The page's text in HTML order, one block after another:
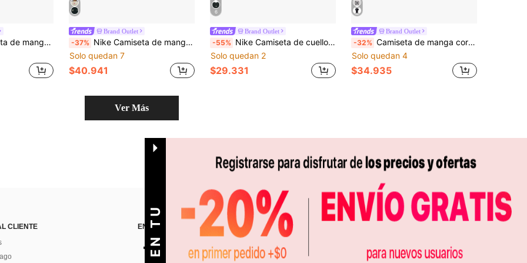
y estampado de silueta Jordan
Brand Outlet
-37% Nike Camiseta de manga corta suave y cómoda con el logotipo de la marca Jordan, color negro
Solo quedan 7
$40.941
6
Brand Outlet
-55% Nike Camiseta de cuello redondo de manga corta de unicolor, estilo deportivo casual con gran logotipo floral, para hombres, color negro
Solo quedan 2
$29.331
Brand Outlet
-32% Camiseta de manga corta de cuello redondo con ajuste holgado y estampado del logo Nike Air Max 90, color negro
Solo quedan 4
$34.935
Ver Más
CLIENTE
ENCUÉNTRANOS EN APP